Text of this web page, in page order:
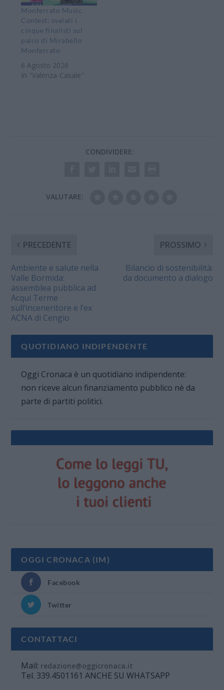
Monferrato Music
Contest: svelati i
cinque finalisti sul
palco di Mirabello
Monferrato
6 Agosto 2026
In "Valenza-Casale"
CONDIVIDERE:
VALUTARE:
PRECEDENTE
Ambiente e salute nella
Valle Bormida:
assemblea pubblica ad
Acqui Terme
sull’inceneritore e l’ex
ACNA di Cengio
PROSSIMO
Bilancio di sostenibilità:
da documento a dialogo
QUOTIDIANO INDIPENDENTE
Oggi Cronaca è un quotidiano indipendente:
non riceve alcun finanziamento pubblico nè da
parte di partiti politici.
OGGI CRONACA (IM)
Facebook
Twitter
CONTATTACI
Mail: redazione@oggicronaca.it
Tel. 339.4501161 ANCHE SU WHATSAPP